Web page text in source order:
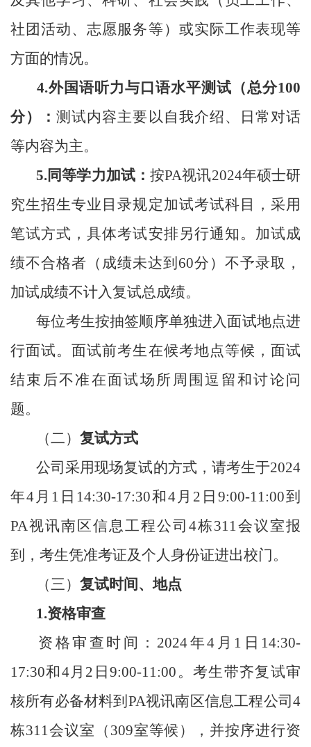
社团活动、志愿服务等 ） 或实际工作表现等
方面的情况。
4.外国语听力与口语水平测试（总分100
分）：测试内容主要以自我介绍、日常对话
等内容为主。
5.同等学力加试：按PA视讯2024年硕士研
究生招生专业目录规定加试考试科目，采用
笔试方式，具体考试安排另行通知。加试成
绩不合格者（成绩未达到 60分）不予录取，
加试成绩不计入复试总成绩。
每位考生按抽签顺序单独进入面试地点进
行面试。面试前考生在候考地点等候，面试
结束后不准在面试场所周围逗留和讨论问
题。
（二） 复试方式
公司采用现场复试的方式，请考生于2024
年4 月 1 日 14:30-17:30和4 月 2 日 9:00-1 1:00到
PA视讯南区信息工程公司 4栋311会议室报
到，考生凭准考证及个人身份证进出校门。
（三） 复试时间、地点
1.资格审查
资格审查时间： 2024年4 月 1 日 14:30-
17:30和4月 2 日9:00-1 1:00。 考生带齐复试审
核所有必备材料到PA视讯南区信息工程公司4
栋311会议室 （ 309室等候 ）
，并按序进行资